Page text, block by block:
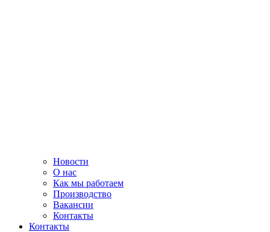
Новости
О нас
Как мы работаем
Производство
Вакансии
Контакты
Контакты